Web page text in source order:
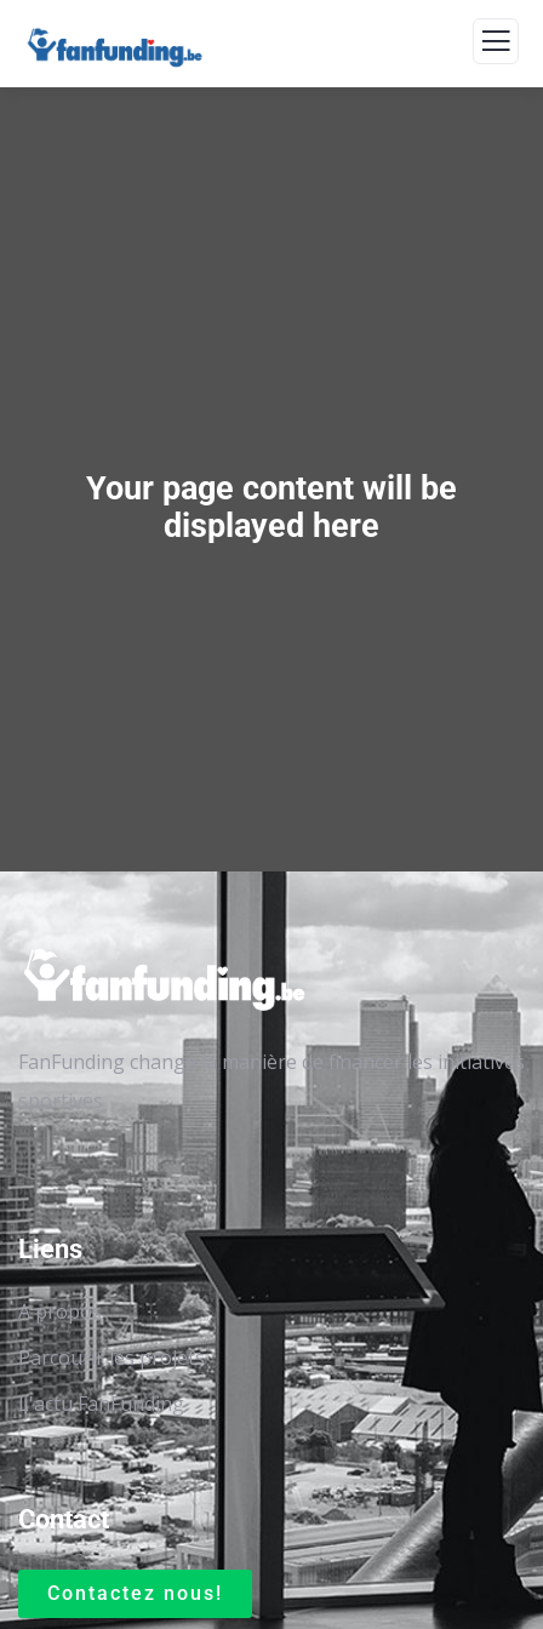
Your page content will be
displayed here
FanFunding change la manière de financer les initiatives
sportives
Liens
A propos
Parcourir les projets
L'actu FanFunding
Contact
Contactez nous!